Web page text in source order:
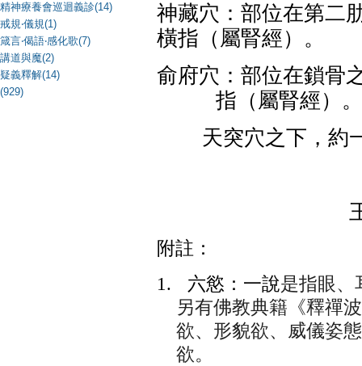
精神療養會巡迴義診(14)
戒規‧儀規(1)
箴言‧偈語‧感化歌(7)
講道與魔(2)
疑義釋解(14)
(929)
神藏穴：部位在第二
橫指（屬腎經）。
俞府穴：部位在鎖骨
指（屬腎經）。
天突穴之下，約
附註：
1.
六慾：一說是指眼、
另有佛教典籍《釋禪
欲、形貌欲、威儀姿
欲。